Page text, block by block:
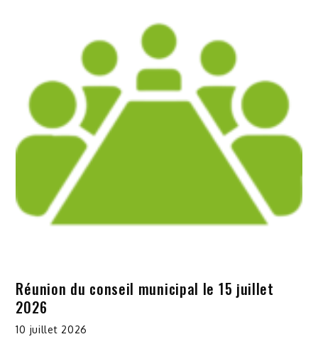
Réunion du conseil municipal le 15 juillet
2026
10 juillet 2026